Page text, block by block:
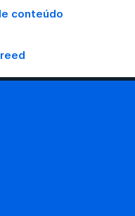
conteúdo